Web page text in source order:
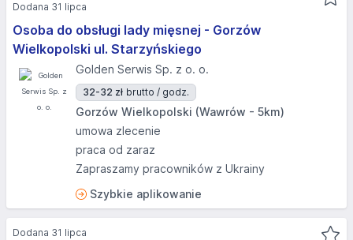
Osoba do obsługi lady mięsnej - Gorzów
Wielkopolski ul. Starzyńskiego
Golden Serwis Sp. z o. o.
32-32 zł brutto / godz.
Gorzów Wielkopolski (Wawrów - 5km)
umowa zlecenie
praca od zaraz
Zapraszamy pracowników z Ukrainy
Szybkie aplikowanie
Dodana 31 lipca
Dodana 31 lipca